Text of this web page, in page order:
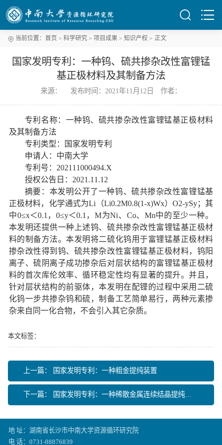
当前位置：首页 科学研究 项目成果 知识产权 正文
国家发明专利：一种钨、硫共掺杂改性富锂锰
基正极材料及其制备方法
来源： 发布时间：2021年11月12日 作者：
专利名称：一种钨、硫共掺杂改性富锂锰基正极材料
及其制备方法
专利类型：国家发明专利
申请人：中南大学
专利号：202111000494.X
授权公告日：2021.11.12
摘要：本发明公开了一种钨、硫共掺杂改性富锂锰基
正极材料，化学通式为Li（Li0.2M0.8(1‑x)Wx）O2‑ySy；其
中0≤x＜0.1，0≤y＜0.1，M为Ni、Co、Mn中的至少一种。
本发明还提供一种上述钨、硫共掺杂改性富锂锰基正极材
料的制备方法。本发明将二硫化钨用于富锂锰基正极材料
掺杂改性得到钨、硫共掺杂改性富锂锰基正极材料，钨阳
离子、硫阴离子成功掺杂后对层状结构的富锂锰基正极材
料的首次库伦效率、循环稳定性均有显著的提升。并且，
针对层状结构的前驱体，本发明在配锂的过程中采用二硫
化钨一步共掺杂钨和硫，制备工艺简单易行，两种元素掺
杂来自同一化合物，不会引入其它杂质。
本文标签：
上一篇： 国家发明专利：一种粗金提纯装置
下一篇： 国家发明专利：一种稀散金属连续结晶提纯装
地 址：湖南省长沙市中南大学资源循环研究院
电 话：0731-88876839